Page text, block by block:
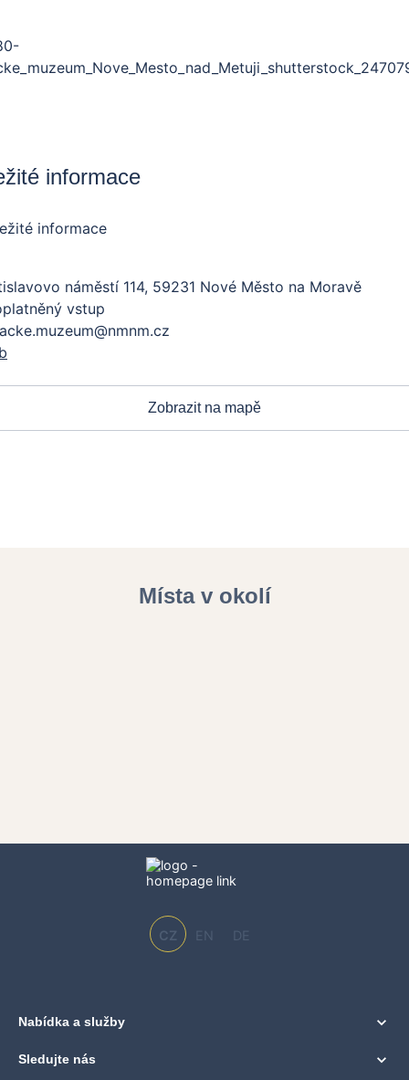
informace
náměstí 114, 59231 Nové Město na Moravě
vstup
Zobrazit na mapě
Místa v okolí
CZ EN DE
Nabídka a služby
Sledujte nás